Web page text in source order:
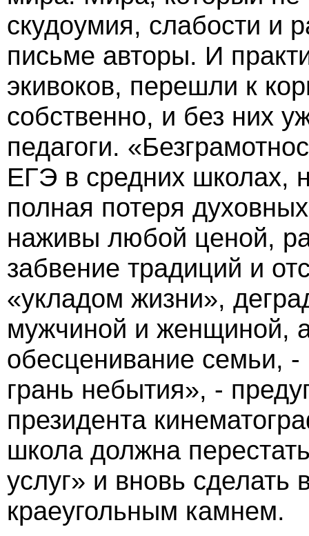
скудоумия, слабости и
письме авторы. И
экивоков, перешли к
собственно, и без них
педагоги.
ЕГЭ в средних школах,
полная потеря
наживы любой ценой,
забвение традиций и
«укладом жизни»,
мужчиной и женщиной,
обесценивание семьи, -
грань небытия», -
президента
школа должна
услуг» и вновь сделать
краеугольным камнем.